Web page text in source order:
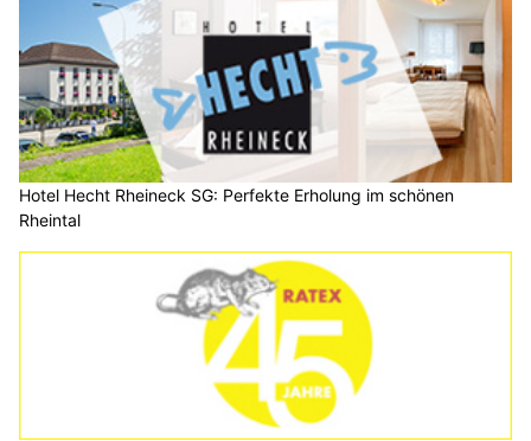
Hotel Hecht Rheineck SG: Perfekte Erholung im schönen
Rheintal